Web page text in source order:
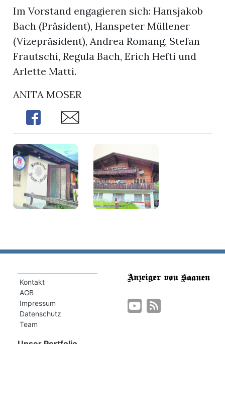
Im Vorstand engagieren sich: Hansjakob
Bach (Präsident), Hanspeter Müllener
(Vizepräsident), Andrea Romang, Stefan
Frautschi, Regula Bach, Erich Hefti und
Arlette Matti.
ANITA MOSER
Share
Share
Kontakt
AGB
Impressum
Datenschutz
Team
Unser Portfolio